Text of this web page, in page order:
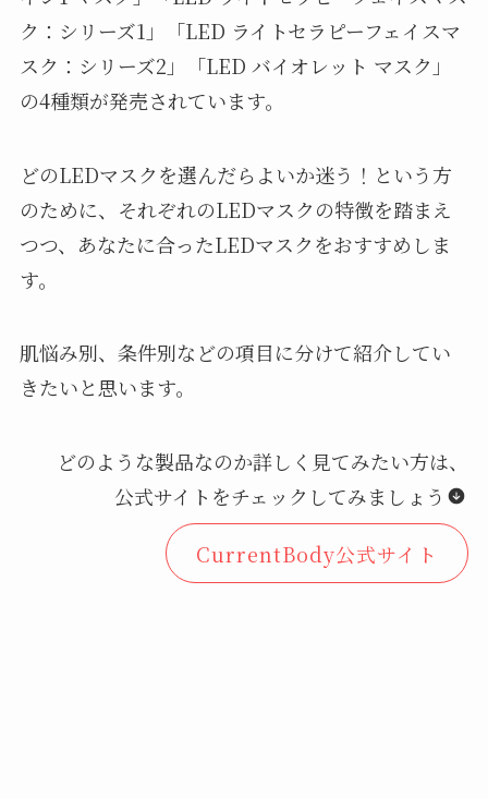
ク：シリーズ1」「LED ライトセラピーフェイスマ
スク：シリーズ2」「LED バイオレット マスク」
の4種類が発売されています。
どのLEDマスクを選んだらよいか迷う！という方
のために、それぞれのLEDマスクの特徴を踏まえ
つつ、あなたに合ったLEDマスクをおすすめしま
す。
肌悩み別、条件別などの項目に分けて紹介してい
きたいと思います。
どのような製品なのか詳しく見てみたい方は、
公式サイトをチェックしてみましょう
CurrentBody公式サイト